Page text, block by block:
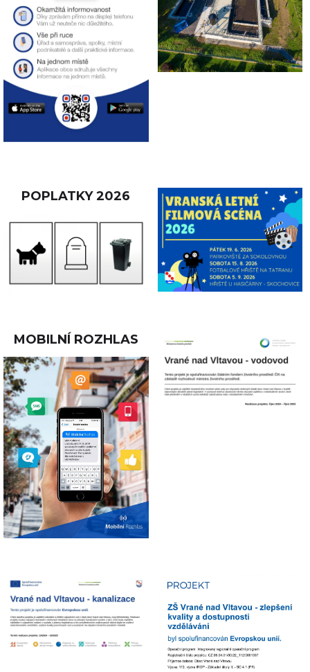
POPLATKY 2026
MOBILNÍ ROZHLAS